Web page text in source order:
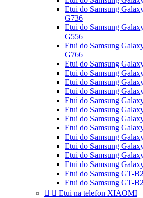
Etui do Samsung
G736
Etui do Samsung
G556
Etui do Samsung
G766
Etui do Samsung
Etui do Samsung
Etui do Samsung
Etui do Samsung
Etui do Samsung
Etui do Samsung
Etui do Samsung
Etui do Samsung
Etui do Samsung
Etui do Samsung
Etui do Samsung
Etui do Samsung
Etui do Samsung GT-
Etui do Samsung GT-
  Etui na telefon XIAOMI